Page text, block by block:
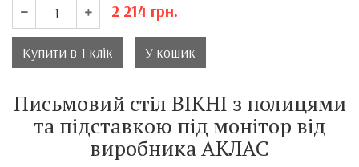
2 214 грн.
Купити в 1 клік У кошик
Письмовий стіл ВІКНІ з полицями
та підставкою під монітор від
виробника АКЛАС